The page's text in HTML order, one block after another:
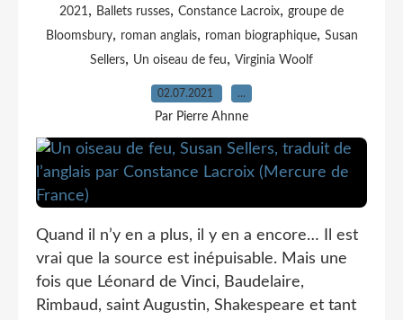
2021, Ballets russes, Constance Lacroix, groupe de
Bloomsbury, roman anglais, roman biographique, Susan
Sellers, Un oiseau de feu, Virginia Woolf
02.07.2021 …
Par Pierre Ahnne
Quand il n’y en a plus, il y en a encore… Il est
vrai que la source est inépuisable. Mais une
fois que Léonard de Vinci, Baudelaire,
Rimbaud, saint Augustin, Shakespeare et tant